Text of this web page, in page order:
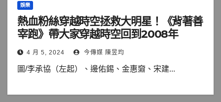
娛樂
熱血粉絲穿越時空拯救大明星！《背著善
宰跑》帶大家穿越時空回到2008年
4 月 5, 2024 今傳媒 陳昱均
圖/李承協（左起）、邊佑錫、金惠奫、宋建...